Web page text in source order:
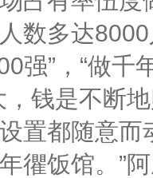
数多达
强”，“做千
钱是不断地
置都随意
忂饭馆。”